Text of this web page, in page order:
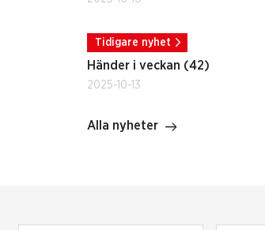
Tidigare nyhet
Händer i veckan (42)
2025-10-13
Alla nyheter